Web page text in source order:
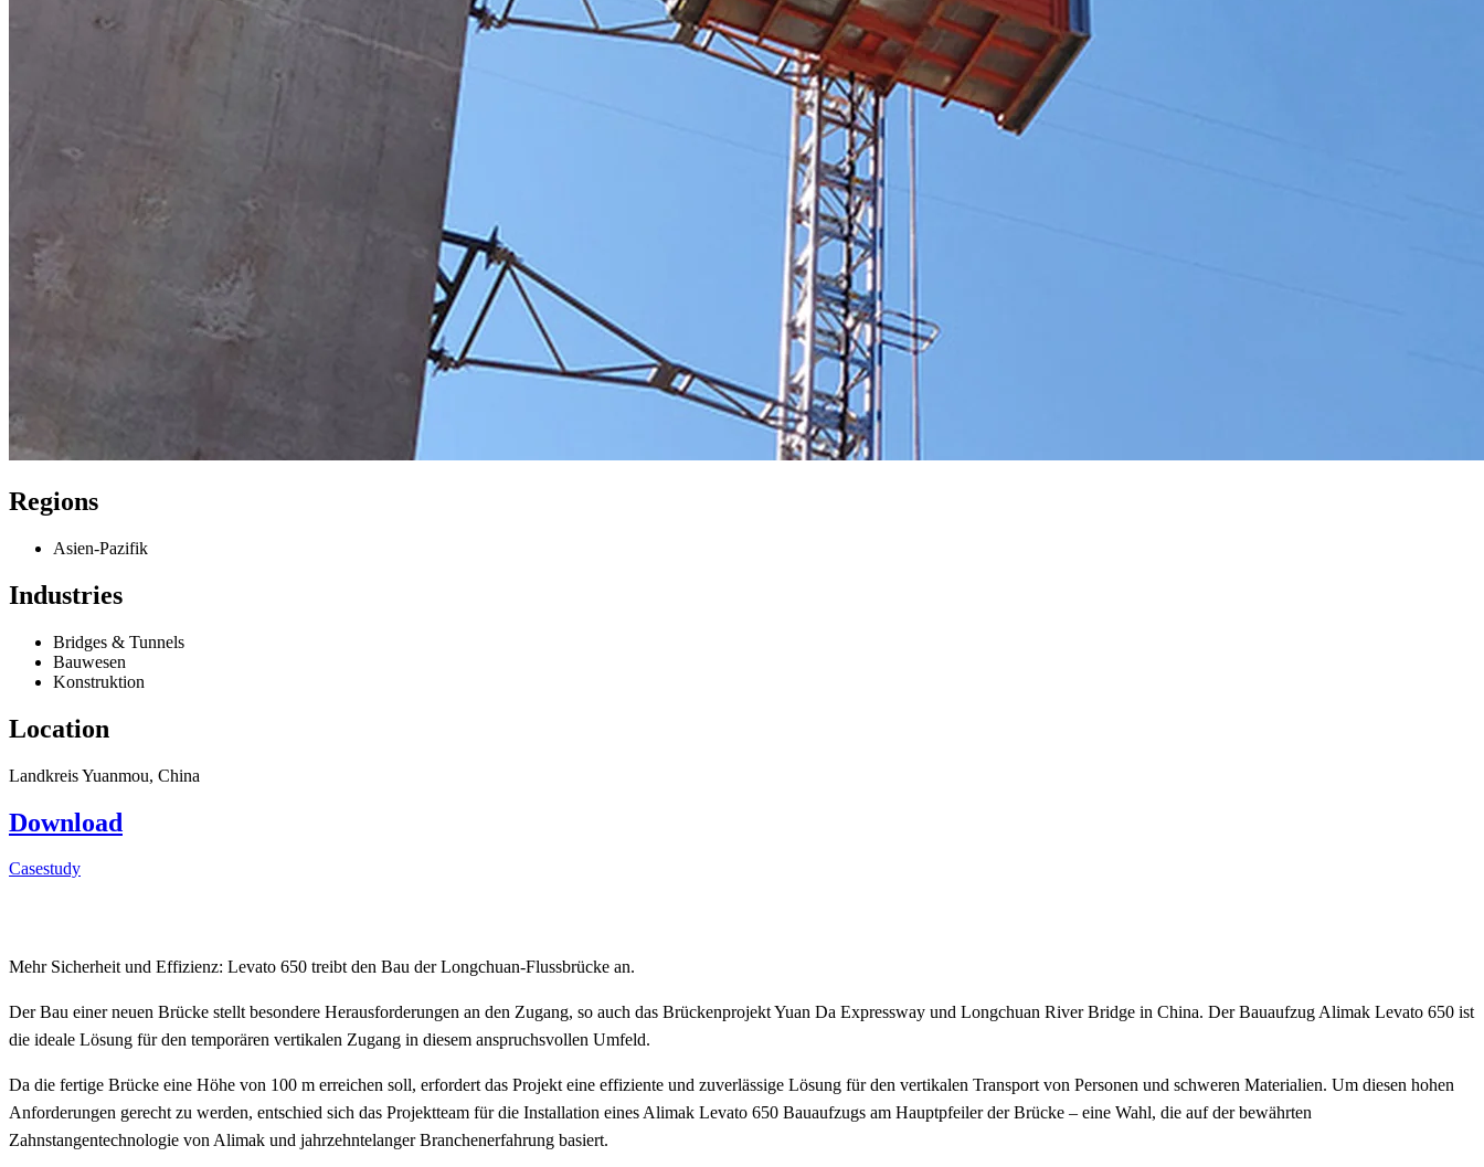
Regions
Asien-Pazifik
Industries
Bridges & Tunnels
Bauwesen
Konstruktion
Location
Landkreis Yuanmou, China
Download
Casestudy
Mehr Sicherheit und Effizienz: Levato 650 treibt den Bau der Longchuan-Flussbrücke an.
Der Bau einer neuen Brücke stellt besondere Herausforderungen an den Zugang, so auch das Brückenprojekt Yuan Da Expressway und Longchuan River Bridge in China. Der Bauaufzug Alimak Levato 650 ist
die ideale Lösung für den temporären vertikalen Zugang in diesem anspruchsvollen Umfeld.
Da die fertige Brücke eine Höhe von 100 m erreichen soll, erfordert das Projekt eine effiziente und zuverlässige Lösung für den vertikalen Transport von Personen und schweren Materialien. Um diesen hohen
Anforderungen gerecht zu werden, entschied sich das Projektteam für die Installation eines Alimak Levato 650 Bauaufzugs am Hauptpfeiler der Brücke – eine Wahl, die auf der bewährten
Zahnstangentechnologie von Alimak und jahrzehntelanger Branchenerfahrung basiert.